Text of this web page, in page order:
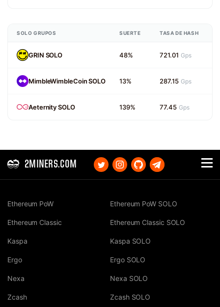
SOLO GRUPOS SUERTE TASA DE HASH
GRIN SOLO 48% 721.01 Gps
MimbleWimbleCoin SOLO 13% 287.15 Gps
Aeternity SOLO 139% 77.45 Gps
2MINERS.COM
Ethereum PoW
Ethereum Classic
Kaspa
Ergo
Nexa
Zcash
Ethereum PoW SOLO
Ethereum Classic SOLO
Kaspa SOLO
Ergo SOLO
Nexa SOLO
Zcash SOLO